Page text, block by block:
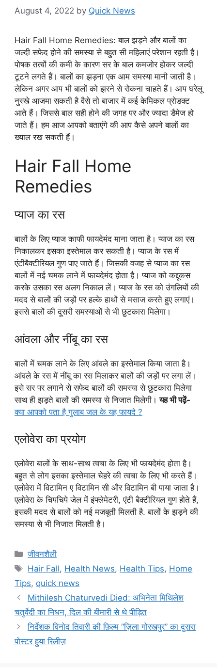
August 4, 2022 by Quick News
Hair Fall Home Remedies: बाल झड़ने और बालों का
जल्दी सफेद होने की समस्या से बहुत सी महिलाएं परेशान रहती है।
पोषक तत्वों की कमी के कारण सर के बाल कमजोर होकर जल्दी
टूटने लगते हैं। बालों का झड़ना एक आम समस्या मानी जाती है।
लेकिन अगर आप भी बालों को झरने से रोकना चाहते हैं। आप घरेलू
नुस्खे आजमा सकती है वैसे तो बाजार में कई केमिकल प्रोडक्ट
आते हैं। जिससे बाल सही होने की जगह पर और ज्यादा डैमेज हो
जाते हैं। हम आज आपको बताएंगे की आप कैसे अपने बालों का
ख्याल रख सकती हैं।
Hair Fall Home
Remedies
प्याज का रस
बालों के लिए प्याज काफी फायदेमंद माना जाता है। प्याज का रस
निकालकर इसका इस्तेमाल कर सकती है। प्याज के रस में
एंटीबैक्टीरियल गुण पाए जाते हैं। जिसकी वजह से प्याज का रस
बालों में नई चमक लाने में फायदेमंद होता है। प्याज को कद्दूकस
करके उसका रस अलग निकाल लें। प्याज के रस को उंगलियों की
मदद से बालों की जड़ों पर हल्के हाथों से मसाज करते हुए लगाएं।
इससे बालों की दूसरी समस्याओं से भी छुटकारा मिलेगा।
आंवला और नींबू का रस
बालों में चमक लाने के लिए आंवले का इस्तेमाल किया जाता है।
आंवले के रस में नींबू का रस मिलाकर बालों की जड़ों पर लगा लें।
इसे सर पर लगाने से सफेद बालों की समस्या से छुटकारा मिलेगा
साथ ही झड़ते बालों की समस्या से निजात मिलेगी।यह भी पढ़ें-
क्या आपको पता है गुलाब जल के यह फायदे ?
एलोवेरा का प्रयोग
एलोवेरा बालों के साथ-साथ त्वचा के लिए भी फायदेमंद होता है।
बहुत से लोग इसका इस्तेमाल चेहरे की त्वचा के लिए भी करते हैं।
एलोवेरा में विटामिन ए विटामिन सी और विटामिन बी पाया जाता है।
एलोवेरा के चिपचिपे जेल में इंफ्लेमेटरी, एंटी बैक्टीरियल गुण होते हैं,
इसकी मदद से बालों को नई मजबूती मिलती है. बालों के झड़ने की
समस्या से भी निजात मिलती है।
जीवनशैली
Hair Fall, Health News, Health Tips, Home
Tips, quick news
Mithilesh Chaturvedi Died: अभिनेता मिथिलेश
चतुर्वेदी का निधन, दिल की बीमारी से थे पीड़ित
निर्देशक विनोद तिवारी की फ़िल्म “ज़िला गोरखपुर” का दुसरा
पोस्टर हुया रिलीज़